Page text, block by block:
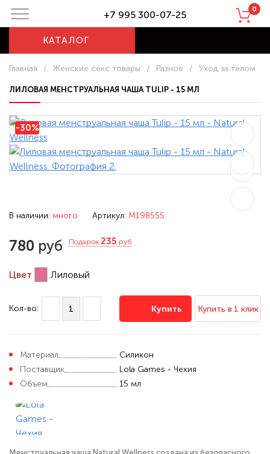
+7 995 300-07-25 0
КАТАЛОГ
Главная / Женские секс товары / Разное / Уход за телом
ЛИЛОВАЯ МЕНСТРУАЛЬНАЯ ЧАША TULIP - 15 МЛ
-30%
В наличии: много Артикул: M198555
780 руб Подарок 235 руб
Цвет Лиловый
Кол-во: Купить Купить в 1 клик
Материал
Силикон
Поставщик
Lola Games - Чехия
Объем
15 мл